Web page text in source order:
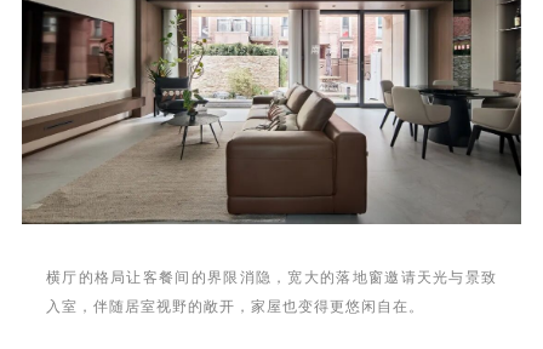
横厅的格局让客餐间的界限消隐，宽大的落地窗邀请天光与景致
入室，伴随居室视野的敞开，家屋也变得更悠闲自在。